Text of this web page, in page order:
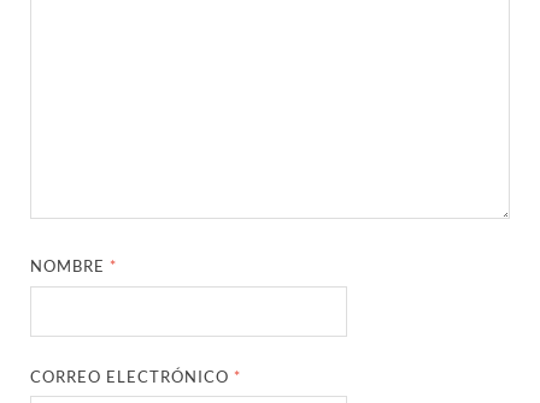
NOMBRE *
CORREO ELECTRÓNICO *